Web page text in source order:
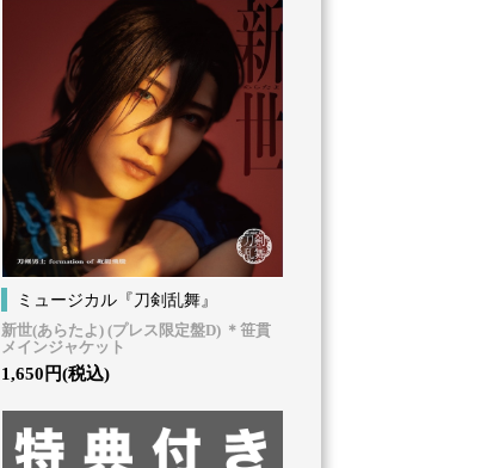
ミュージカル『刀剣乱舞』
新世(あらたよ) (プレス限定盤D) ＊笹貫
メインジャケット
1,650円(税込)